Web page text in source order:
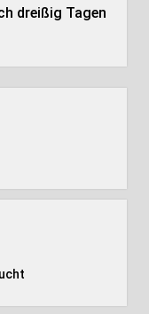
dreißig Tagen